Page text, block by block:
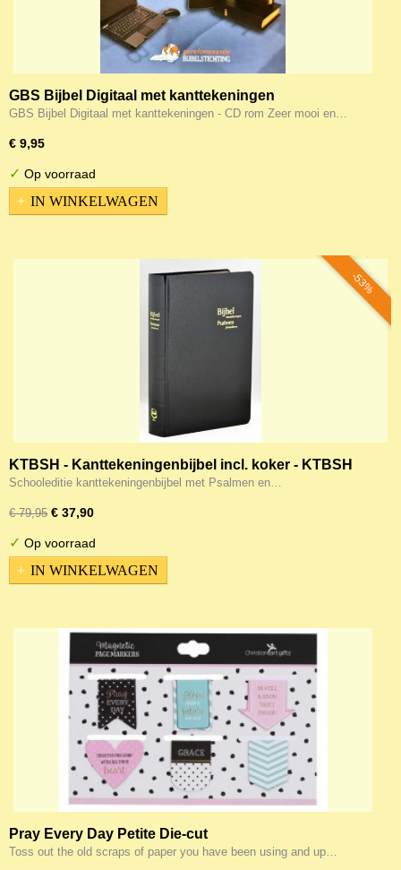
GBS Bijbel Digitaal met kanttekeningen
GBS Bijbel Digitaal met kanttekeningen - CD rom Zeer mooi en…
€ 9,95
✓ Op voorraad
IN WINKELWAGEN
-53%
KTBSH - Kanttekeningenbijbel incl. koker - KTBSH
Schooleditie kanttekeningenbijbel met Psalmen en…
€ 79,95 € 37,90
✓ Op voorraad
IN WINKELWAGEN
Pray Every Day Petite Die-cut
Toss out the old scraps of paper you have been using and up…